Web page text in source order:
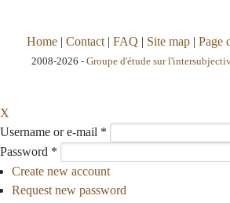
Home| Contact| FAQ | Site map| Page
2008-2026 - Groupe d'étude sur
X
Username or e-mail *
Password *
Create new account
Request new password